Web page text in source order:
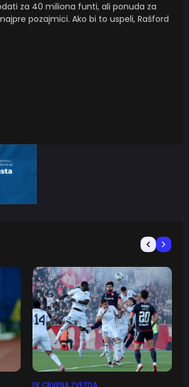
za 40 miliona funti, ali ponuda za
pozajmici. Ako bi to uspeli, Rašford